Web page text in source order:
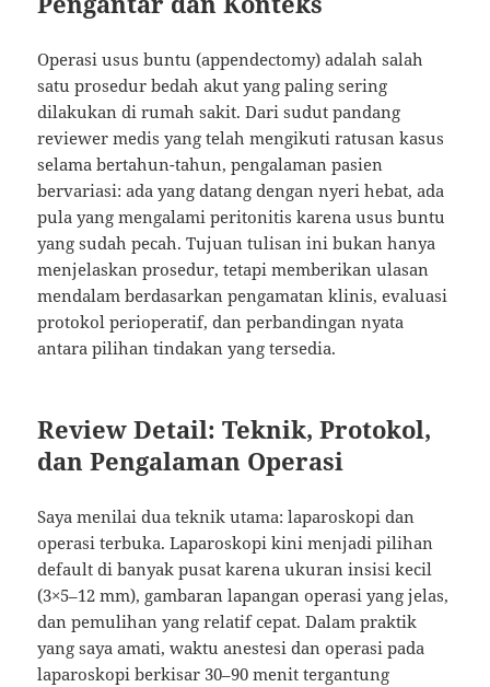
Operasi usus buntu (appendectomy) adalah salah
satu prosedur bedah akut yang paling sering
dilakukan di rumah sakit. Dari sudut pandang
reviewer medis yang telah mengikuti ratusan kasus
selama bertahun-tahun, pengalaman pasien
bervariasi: ada yang datang dengan nyeri hebat, ada
pula yang mengalami peritonitis karena usus buntu
yang sudah pecah. Tujuan tulisan ini bukan hanya
menjelaskan prosedur, tetapi memberikan ulasan
mendalam berdasarkan pengamatan klinis, evaluasi
protokol perioperatif, dan perbandingan nyata
antara pilihan tindakan yang tersedia.
Review Detail: Teknik, Protokol,
dan Pengalaman Operasi
Saya menilai dua teknik utama: laparoskopi dan
operasi terbuka. Laparoskopi kini menjadi pilihan
default di banyak pusat karena ukuran insisi kecil
(3×5–12 mm), gambaran lapangan operasi yang jelas,
dan pemulihan yang relatif cepat. Dalam praktik
yang saya amati, waktu anestesi dan operasi pada
laparoskopi berkisar 30–90 menit tergantung